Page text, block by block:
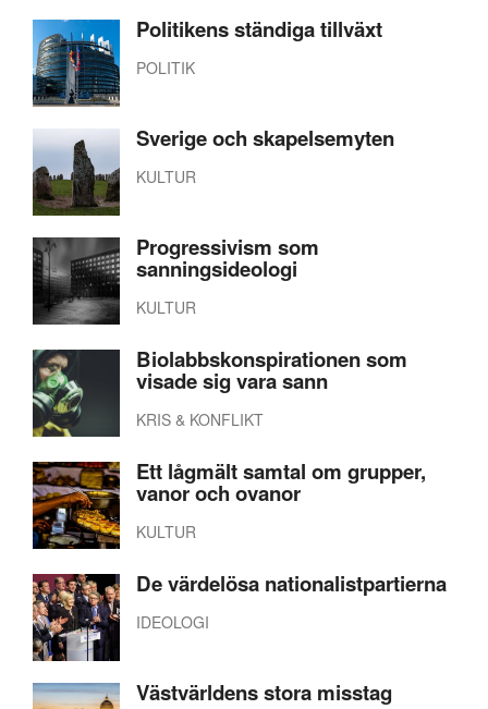
Politikens ständiga tillväxt
POLITIK
Sverige och skapelsemyten
KULTUR
Progressivism som
sanningsideologi
KULTUR
Biolabbskonspirationen som
visade sig vara sann
KRIS & KONFLIKT
Ett lågmält samtal om grupper,
vanor och ovanor
KULTUR
De värdelösa nationalistpartierna
IDEOLOGI
Västvärldens stora misstag